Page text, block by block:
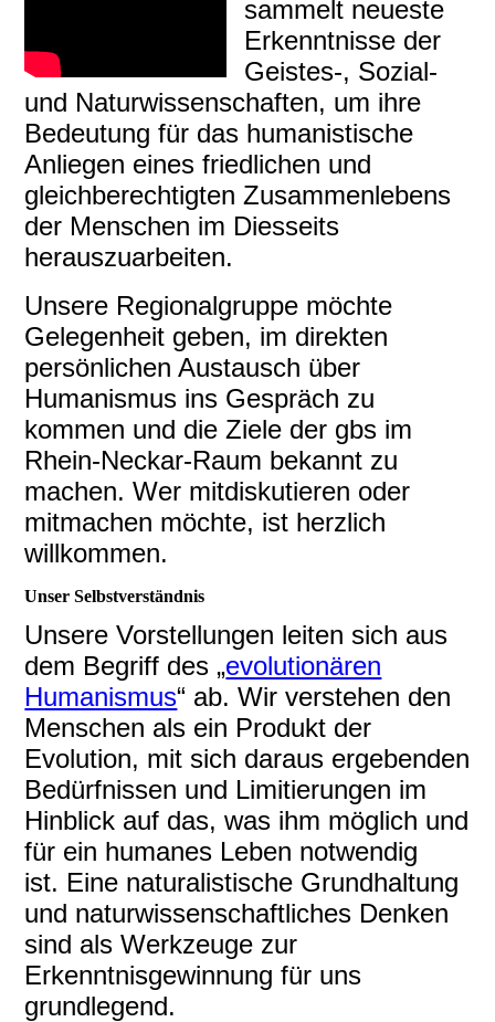
sammelt neueste
Erkenntnisse der
Geistes‑, Sozial-
und Naturwissenschaften, um ihre
Bedeutung für das humanistische
Anliegen eines friedlichen und
gleichberechtigten Zusammenlebens
der Menschen im Diesseits
herauszuarbeiten.
Unsere Regionalgruppe möchte
Gelegenheit geben, im direkten
persönlichen Austausch über
Humanismus ins Gespräch zu
kommen und die Ziele der gbs im
Rhein-Neckar-Raum bekannt zu
machen. Wer mitdiskutieren oder
mitmachen möchte, ist herzlich
willkommen.
Unser Selbstverständnis
Unsere Vorstellungen leiten sich aus
dem Begriff des „evolutionären
Humanismus“ ab. Wir verstehen den
Menschen als ein Produkt der
Evolution, mit sich daraus ergebenden
Bedürfnissen und Limitierungen im
Hinblick auf das, was ihm möglich und
für ein humanes Leben notwendig
ist. Eine naturalistische Grundhaltung
und naturwissenschaftliches Denken
sind als Werkzeuge zur
Erkenntnisgewinnung für uns
grundlegend.